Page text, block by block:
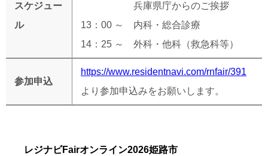
スケジュー
ル
兵庫県庁からのご挨拶
13：00 ～ 内科・総合診療
14：25 ～ 外科・他科（救急科等）
参加申込
https://www.residentnavi.com/rnfair/391
より参加申込みをお願いします。
レジナビFairオンライン2026姫路市